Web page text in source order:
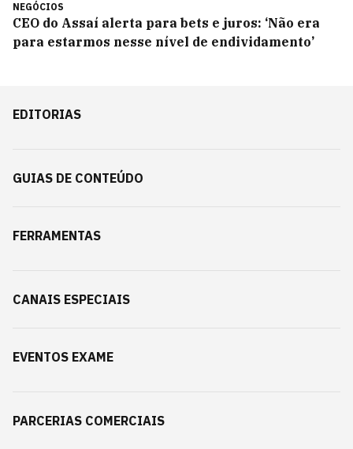
NEGÓCIOS
CEO do Assaí alerta para bets e juros: ‘Não era
para estarmos nesse nível de endividamento’
EDITORIAS
GUIAS DE CONTEÚDO
FERRAMENTAS
CANAIS ESPECIAIS
EVENTOS EXAME
PARCERIAS COMERCIAIS